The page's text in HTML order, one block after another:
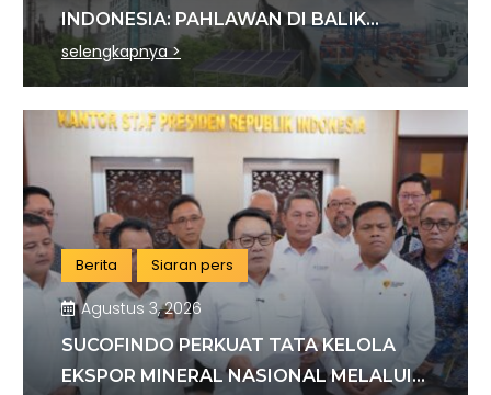
INDONESIA: PAHLAWAN DI BALIK
SETIAP STANDAR INDUSTRI
selengkapnya >
Berita Siaran pers
Agustus 3, 2026
SUCOFINDO PERKUAT TATA KELOLA
EKSPOR MINERAL NASIONAL MELALUI